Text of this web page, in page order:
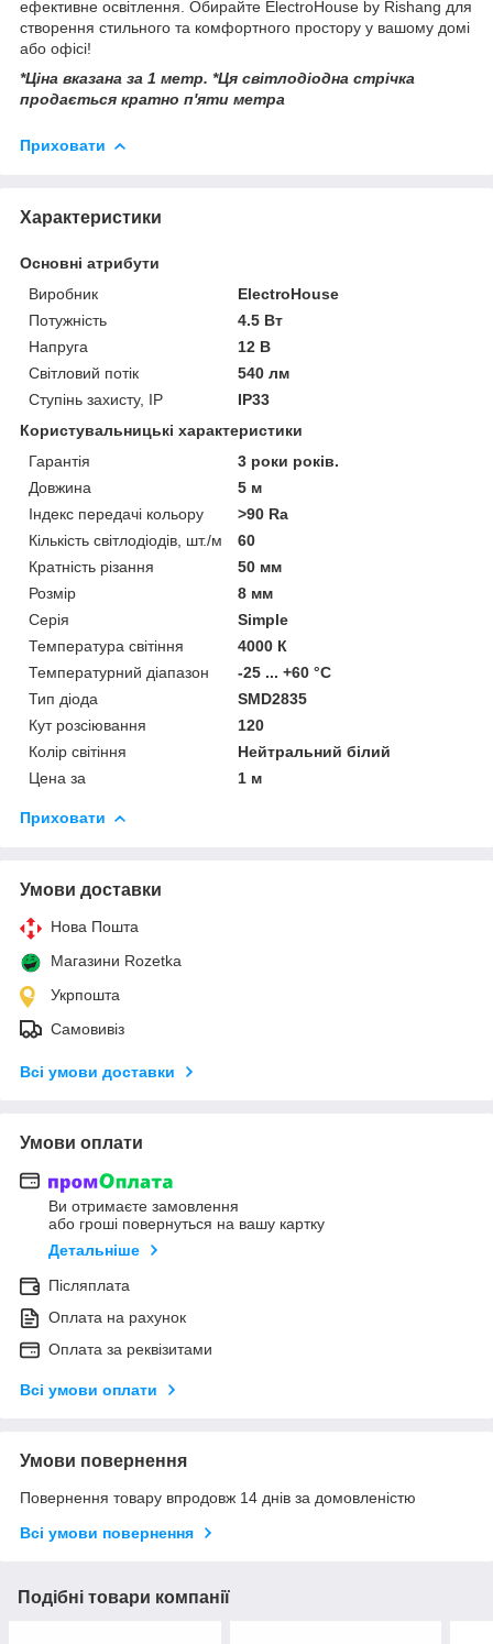
ефективне освітлення. Обирайте ElectroHouse by Rishang для
створення стильного та комфортного простору у вашому домі
або офісі!
*Ціна вказана за 1 метр. *Ця світлодіодна стрічка
продається кратно п'яти метра
Приховати
Характеристики
Основні атрибути
Виробник
ElectroHouse
Потужність
4.5 Вт
Напруга
12 В
Світловий потік
540 лм
Ступінь захисту, IP
IP33
Користувальницькі характеристики
Гарантія
3 роки років.
Довжина
5 м
Індекс передачі кольору
>90 Ra
Кількість світлодіодів, шт./м
60
Кратність різання
50 мм
Розмір
8 мм
Серія
Simple
Температура світіння
4000 К
Температурний діапазон
-25 ... +60 °C
Тип діода
SMD2835
Кут розсіювання
120
Колір світіння
Нейтральний білий
Цена за
1 м
Приховати
Умови доставки
Нова Пошта
Магазини Rozetka
Укрпошта
Самовивіз
Всі умови доставки
Умови оплати
Ви отримаєте замовлення
або гроші повернуться на вашу картку
Детальніше
Післяплата
Оплата на рахунок
Оплата за реквізитами
Всі умови оплати
Умови повернення
Повернення товару впродовж 14 днів за домовленістю
Всі умови повернення
Подібні товари компанії